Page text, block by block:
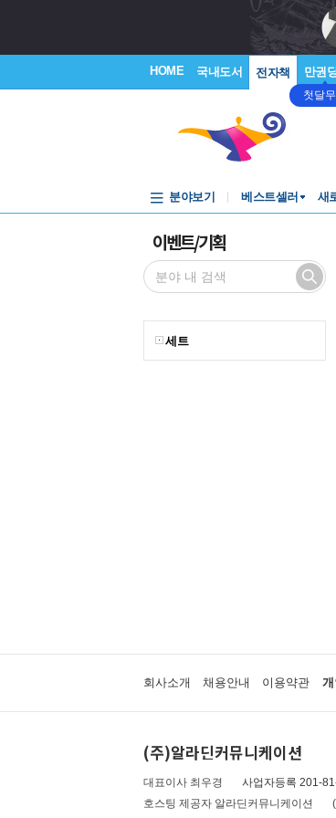
HOME 국내도서 전자책 만권
첫달
분야보기 베스트셀러 새
이벤트/기획
세트
회사소개 채용안내 이용약관 개
(주)알라딘커뮤니케이션
대표이사 최우경 사업자등록 201-
호스팅 제공자 알라딘커뮤니케이션